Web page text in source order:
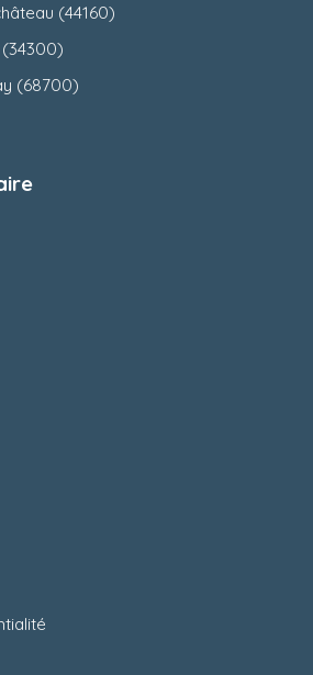
(44160)
(68700)